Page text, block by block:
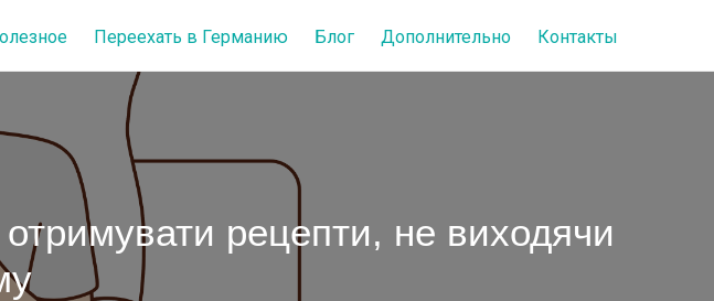
Переехать в Германию Блог Дополнительно Контакты
рецепти, не виходячи